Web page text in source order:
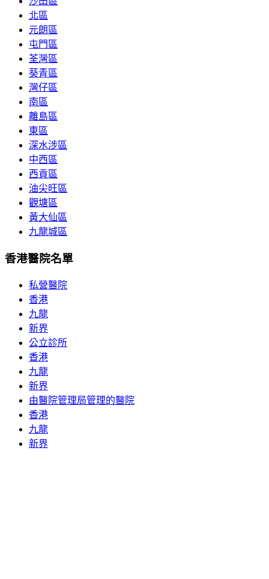
北區
元朗區
屯門區
荃灣區
葵青區
灣仔區
南區
離島區
東區
深水涉區
中西區
西貢區
油尖旺區
觀塘區
黃大仙區
九龍城區
香港醫院名單
私營醫院
香港
九龍
新界
公立診所
香港
九龍
新界
由醫院管理局管理的醫院
香港
九龍
新界